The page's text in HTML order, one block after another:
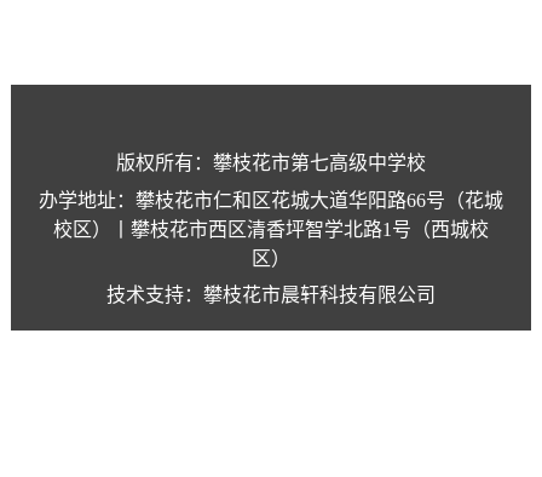
版权所有：攀枝花市第七高级中学校
办学地址：攀枝花市仁和区花城大道华阳路66号（花城
校区）丨攀枝花市西区清香坪智学北路1号（西城校
区）
技术支持：攀枝花市晨轩科技有限公司